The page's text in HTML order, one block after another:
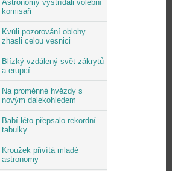
Astronomy vystřídali volební
komisaři
Kvůli pozorování oblohy
zhasli celou vesnici
Blízký vzdálený svět zákrytů
a erupcí
Na proměnné hvězdy s
novým dalekohledem
Babí léto přepsalo rekordní
tabulky
Kroužek přivítá mladé
astronomy